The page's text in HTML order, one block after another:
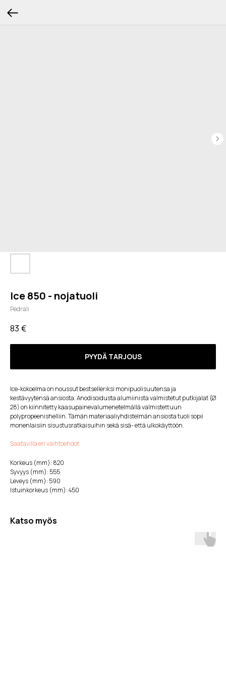
Ice 850 - nojatuoli
Pedrali
83 €
PYYDÄ TARJOUS
Ice-kokoelma on noussut bestselleriksi monipuolisuutensa ja
kestävyytensä ansiosta. Anodisoidusta alumiinista valmistetut putkijalat (Ø
28) on kiinnitetty kaasupainevalumenetelmällä valmistettuun
polypropeenishelliin. Tämän materiaaliyhdistelmän ansiosta tuoli sopii
monenlaisiin sisustusratkaisuihin sekä sisä- että ulkokäyttöön.
Saatavilla eri vaihtoehdot
Korkeus (mm): 820
Syvyys (mm): 555
Leveys (mm): 590
Istuinkorkeus (mm): 450
Katso myös